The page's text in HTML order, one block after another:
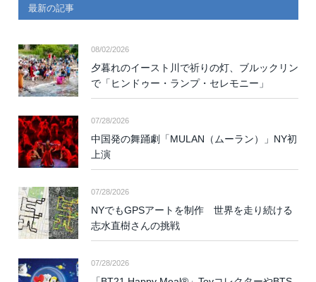
最新の記事
08/02/2026
夕暮れのイースト川で祈りの灯、ブルックリン
で「ヒンドゥー・ランプ・セレモニー」
07/28/2026
中国発の舞踊劇「MULAN（ムーラン）」NY初
上演
07/28/2026
NYでもGPSアートを制作 世界を走り続ける
志水直樹さんの挑戦
07/28/2026